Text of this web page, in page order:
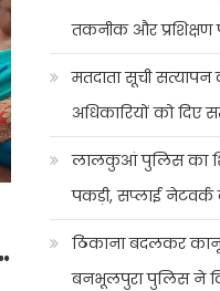
तकनीक और प्रशिक्षण
मतदाता सूची
अधिकारियों को दिए
लालकुआं पुलिस का
पकड़ी, सप्लाई
ठिकाना बदलकर
बनभूलपुरा पुलिस ने